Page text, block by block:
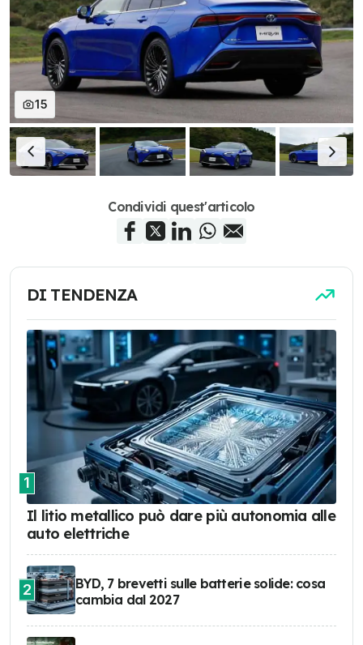
15
Condividi quest'articolo
DI TENDENZA
1
Il litio metallico può dare più autonomia alle
auto elettriche
2
BYD, 7 brevetti sulle batterie solide: cosa
cambia dal 2027